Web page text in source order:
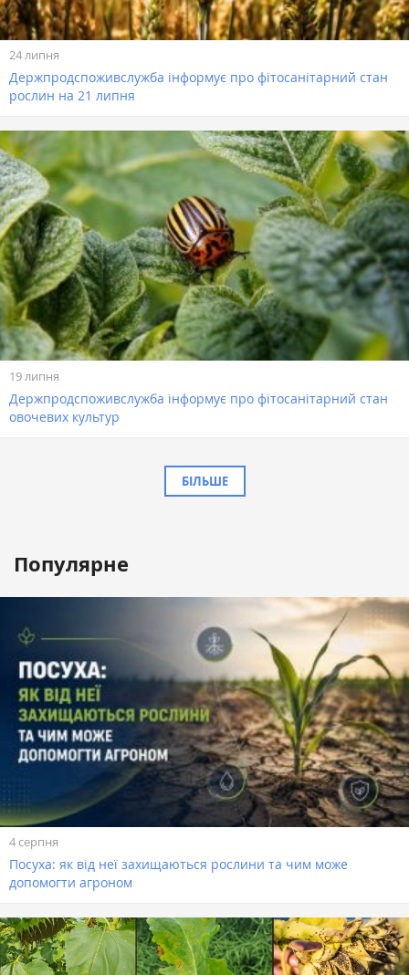
24 липня
Держпродспоживслужба інформує про фітосанітарний стан
рослин на 21 липня
19 липня
Держпродспоживслужба інформує про фітосанітарний стан
овочевих культур
БІЛЬШЕ
Популярне
4 серпня
Посуха: як від неї захищаються рослини та чим може
допомогти агроном